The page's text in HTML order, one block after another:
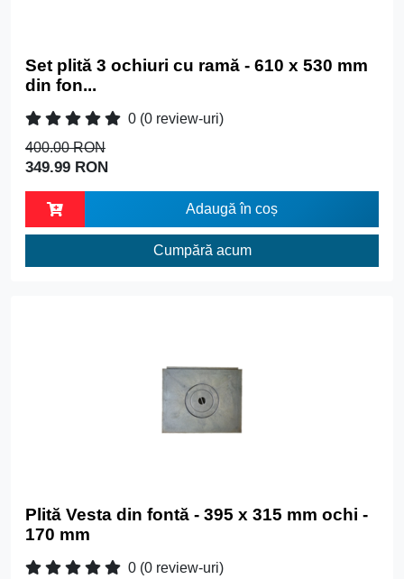
Set plită 3 ochiuri cu ramă - 610 x 530 mm
din fon...
0 (0 review-uri)
400.00 RON
349.99 RON
Adaugă în coș
Cumpără acum
Plită Vesta din fontă - 395 x 315 mm ochi -
170 mm
0 (0 review-uri)